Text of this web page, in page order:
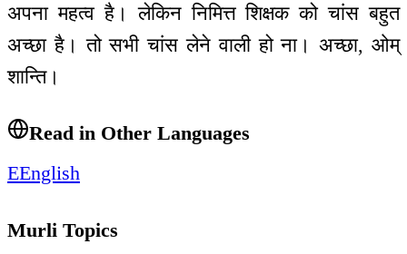
अपना महत्व है। लेकिन निमित्त शिक्षक को चांस बहुत
अच्छा है। तो सभी चांस लेने वाली हो ना। अच्छा, ओम्
शान्ति।
Read in Other Languages
EEnglish
Murli Topics